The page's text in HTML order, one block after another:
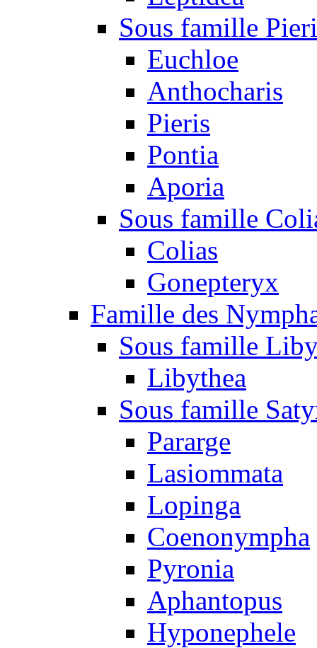
Sous famille
Euchloe
Anthocharis
Pieris
Pontia
Aporia
Sous famille
Colias
Gonepteryx
Famille des
Sous famille
Libythea
Sous famille
Pararge
Lasiommata
Lopinga
Coenonympha
Pyronia
Aphantopus
Hyponephele